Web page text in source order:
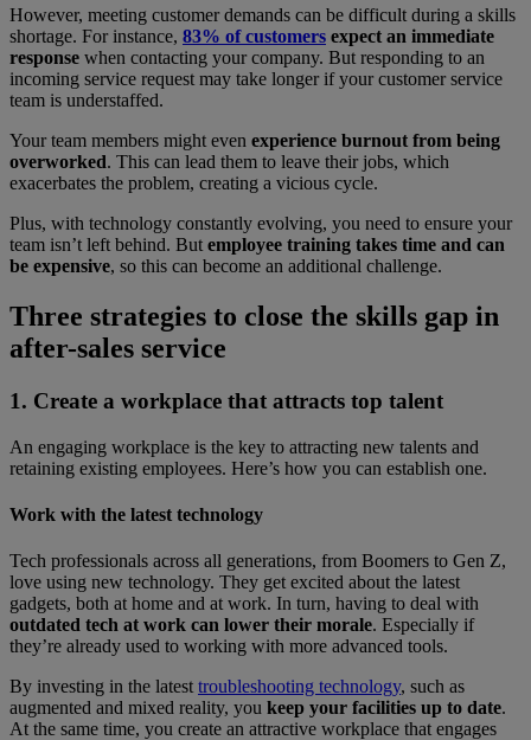
However, meeting customer demands can be difficult during a skills
shortage. For instance, 83% of customers expect an immediate
response when contacting your company. But responding to an
incoming service request may take longer if your customer service
team is understaffed.
Your team members might even experience burnout from being
overworked. This can lead them to leave their jobs, which
exacerbates the problem, creating a vicious cycle.
Plus, with technology constantly evolving, you need to ensure your
team isn’t left behind. But employee training takes time and can
be expensive, so this can become an additional challenge.
Three strategies to close the skills gap in
after-sales service
1. Create a workplace that attracts top talent
An engaging workplace is the key to attracting new talents and
retaining existing employees. Here’s how you can establish one.
Work with the latest technology
Tech professionals across all generations, from Boomers to Gen Z,
love using new technology. They get excited about the latest
gadgets, both at home and at work. In turn, having to deal with
outdated tech at work can lower their morale. Especially if
they’re already used to working with more advanced tools.
By investing in the latest troubleshooting technology, such as
augmented and mixed reality, you keep your facilities up to date.
At the same time, you create an attractive workplace that engages